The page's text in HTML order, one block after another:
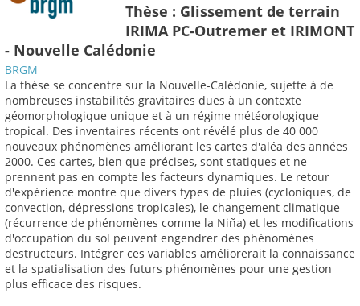
Thèse : Glissement de terrain
IRIMA PC-Outremer et IRIMONT
- Nouvelle Calédonie
BRGM
La thèse se concentre sur la Nouvelle-Calédonie, sujette à de
nombreuses instabilités gravitaires dues à un contexte
géomorphologique unique et à un régime météorologique
tropical. Des inventaires récents ont révélé plus de 40 000
nouveaux phénomènes améliorant les cartes d'aléa des années
2000. Ces cartes, bien que précises, sont statiques et ne
prennent pas en compte les facteurs dynamiques. Le retour
d'expérience montre que divers types de pluies (cycloniques, de
convection, dépressions tropicales), le changement climatique
(récurrence de phénomènes comme la Niña) et les modifications
d'occupation du sol peuvent engendrer des phénomènes
destructeurs. Intégrer ces variables améliorerait la connaissance
et la spatialisation des futurs phénomènes pour une gestion
plus efficace des risques.